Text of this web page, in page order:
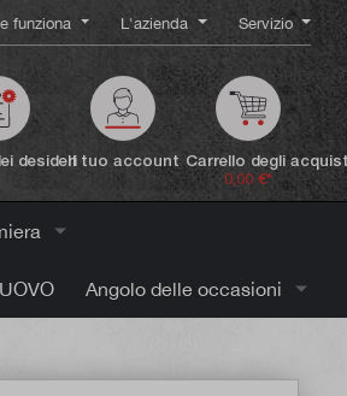
funziona L'azienda Servizio
desideriIl tuo account Carrello degli
0,00 €*
Angolo delle occasioni